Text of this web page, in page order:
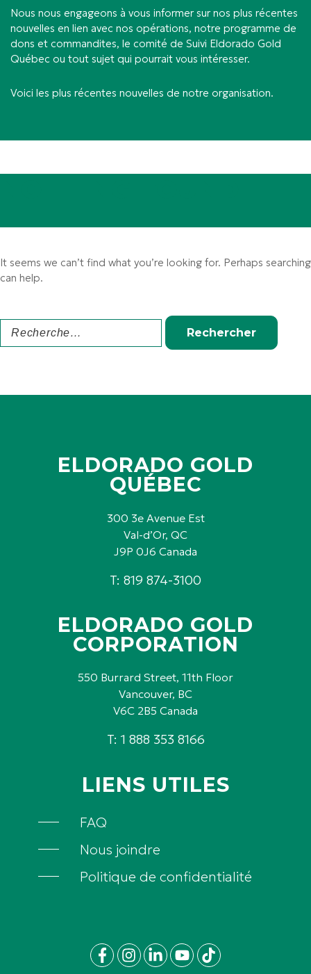
Nous nous engageons à vous informer sur nos plus récentes
nouvelles en lien avec nos opérations, notre programme de
dons et commandites, le comité de Suivi Eldorado Gold
Québec ou tout sujet qui pourrait vous intéresser.
Voici les plus récentes nouvelles de notre organisation.
It seems we can’t find what you’re looking for. Perhaps searching
can help.
ELDORADO GOLD
QUÉBEC
300 3e Avenue Est
Val-d’Or, QC
J9P 0J6 Canada
T: 819 874-3100
ELDORADO GOLD
CORPORATION
550 Burrard Street, 11th Floor
Vancouver, BC
V6C 2B5 Canada
T: 1 888 353 8166
LIENS UTILES
FAQ
Nous joindre
Politique de confidentialité